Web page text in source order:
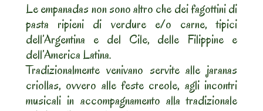
Le empanadas non sono altro che dei fagottini di
pasta ripieni di verdure e/o carne, tipici
dell’Argentina e del Cile, delle Filippine e
dell’America Latina.
Tradizionalmente venivano servite alle jaranas
criollas, ovvero alle feste creole, agli incontri
musicali in accompagnamento alla tradizionale